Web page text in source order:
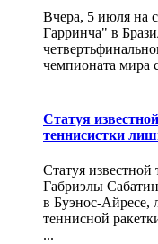
Вчера, 5 июля на
Гарринча" в
чемпионата мира
Статуя
теннисистки
Статуя известной
Габриэлы
в Буэнос-Айресе,
теннисной
...